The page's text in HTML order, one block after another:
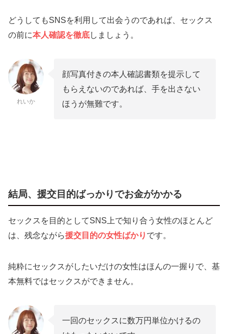
どうしてもSNSを利用して出会うのであれば、セックス
の前に本人確認を徹底しましょう。
れいか
顔写真付きの本人確認書類を提示して
もらえないのであれば、手を出さない
ほうが無難です。
結局、援交目的ばっかりでお金がかかる
セックスを目的としてSNS上で知り合う女性のほとんど
は、残念ながら援交目的の女性ばかり です。
純粋にセックスがしたいだけの女性はほんの一握りで、基
本無料ではセックスができません。
一回のセックスに数万円単位かけるの